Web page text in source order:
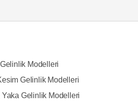
Gelinlik Modelleri
Gelinlik Modelleri
Yaka Gelinlik Modelleri